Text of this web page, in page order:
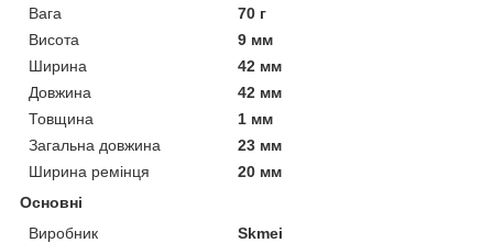
Вага
70 г
Висота
9 мм
Ширина
42 мм
Довжина
42 мм
Товщина
1 мм
Загальна довжина
23 мм
Ширина ремінця
20 мм
Основні
Виробник
Skmei